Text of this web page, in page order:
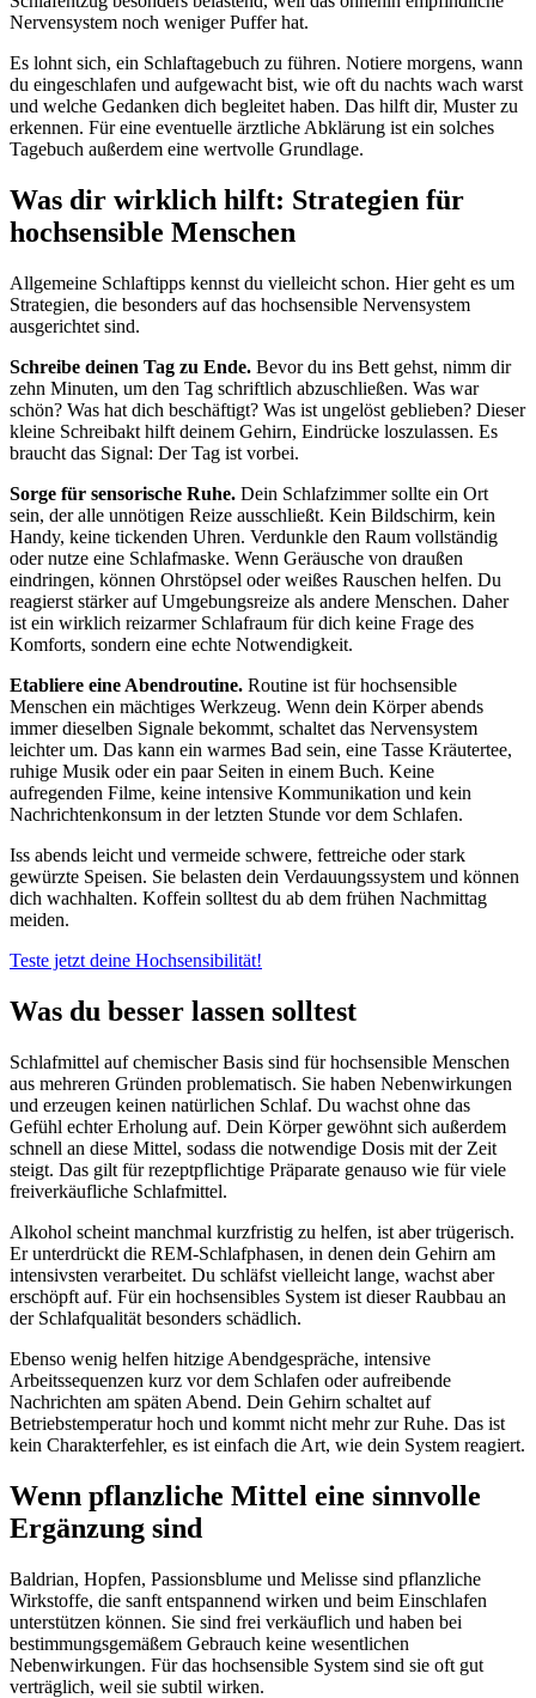
Nervensystem noch weniger Puffer hat.
Es lohnt sich, ein Schlaftagebuch zu führen. Notiere morgens, wann
du eingeschlafen und aufgewacht bist, wie oft du nachts wach warst
und welche Gedanken dich begleitet haben. Das hilft dir, Muster zu
erkennen. Für eine eventuelle ärztliche Abklärung ist ein solches
Tagebuch außerdem eine wertvolle Grundlage.
Was dir wirklich hilft: Strategien für
hochsensible Menschen
Allgemeine Schlaftipps kennst du vielleicht schon. Hier geht es um
Strategien, die besonders auf das hochsensible Nervensystem
ausgerichtet sind.
Schreibe deinen Tag zu Ende. Bevor du ins Bett gehst, nimm dir
zehn Minuten, um den Tag schriftlich abzuschließen. Was war
schön? Was hat dich beschäftigt? Was ist ungelöst geblieben? Dieser
kleine Schreibakt hilft deinem Gehirn, Eindrücke loszulassen. Es
braucht das Signal: Der Tag ist vorbei.
Sorge für sensorische Ruhe. Dein Schlafzimmer sollte ein Ort
sein, der alle unnötigen Reize ausschließt. Kein Bildschirm, kein
Handy, keine tickenden Uhren. Verdunkle den Raum vollständig
oder nutze eine Schlafmaske. Wenn Geräusche von draußen
eindringen, können Ohrstöpsel oder weißes Rauschen helfen. Du
reagierst stärker auf Umgebungsreize als andere Menschen. Daher
ist ein wirklich reizarmer Schlafraum für dich keine Frage des
Komforts, sondern eine echte Notwendigkeit.
Etabliere eine Abendroutine. Routine ist für hochsensible
Menschen ein mächtiges Werkzeug. Wenn dein Körper abends
immer dieselben Signale bekommt, schaltet das Nervensystem
leichter um. Das kann ein warmes Bad sein, eine Tasse Kräutertee,
ruhige Musik oder ein paar Seiten in einem Buch. Keine
aufregenden Filme, keine intensive Kommunikation und kein
Nachrichtenkonsum in der letzten Stunde vor dem Schlafen.
Iss abends leicht und vermeide schwere, fettreiche oder stark
gewürzte Speisen. Sie belasten dein Verdauungssystem und können
dich wachhalten. Koffein solltest du ab dem frühen Nachmittag
meiden.
Teste jetzt deine Hochsensibilität!
Was du besser lassen solltest
Schlafmittel auf chemischer Basis sind für hochsensible Menschen
aus mehreren Gründen problematisch. Sie haben Nebenwirkungen
und erzeugen keinen natürlichen Schlaf. Du wachst ohne das
Gefühl echter Erholung auf. Dein Körper gewöhnt sich außerdem
schnell an diese Mittel, sodass die notwendige Dosis mit der Zeit
steigt. Das gilt für rezeptpflichtige Präparate genauso wie für viele
freiverkäufliche Schlafmittel.
Alkohol scheint manchmal kurzfristig zu helfen, ist aber trügerisch.
Er unterdrückt die REM-Schlafphasen, in denen dein Gehirn am
intensivsten verarbeitet. Du schläfst vielleicht lange, wachst aber
erschöpft auf. Für ein hochsensibles System ist dieser Raubbau an
der Schlafqualität besonders schädlich.
Ebenso wenig helfen hitzige Abendgespräche, intensive
Arbeitssequenzen kurz vor dem Schlafen oder aufreibende
Nachrichten am späten Abend. Dein Gehirn schaltet auf
Betriebstemperatur hoch und kommt nicht mehr zur Ruhe. Das ist
kein Charakterfehler, es ist einfach die Art, wie dein System reagiert.
Wenn pflanzliche Mittel eine sinnvolle
Ergänzung sind
Baldrian, Hopfen, Passionsblume und Melisse sind pflanzliche
Wirkstoffe, die sanft entspannend wirken und beim Einschlafen
unterstützen können. Sie sind frei verkäuflich und haben bei
bestimmungsgemäßem Gebrauch keine wesentlichen
Nebenwirkungen. Für das hochsensible System sind sie oft gut
verträglich, weil sie subtil wirken.